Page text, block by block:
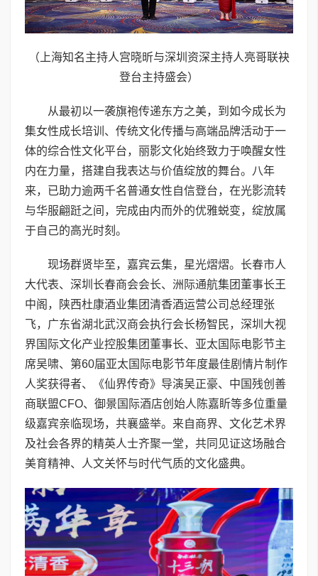
（上海知名主持人宫晓昕与深圳资深主持人亮哥联袂
登台主持盛会）
从最初以一袭旗袍传递东方之美，到如今成长为
集女性成长培训、传统文化传播与高端品牌活动于一
体的综合性文化平台，丽影文化始终致力于唤醒女性
内在力量，搭建自我表达与价值绽放的舞台。八年
来，已助力逾两千名普通女性自信登台，在光影流转
与华服翩跹之间，完成由内而外的优雅蜕变，绽放属
于自己的高光时刻。
现场群贤毕至，嘉宾云集，星光熠熠。长春市人
大代表、深圳长春商会会长、洲际通航集团董事长王
中阁，陕西杜康酒业集团清香酒运营公司总经理张
飞，广东省湖北武汉商会执行会长杨智民，深圳大视
界国际文化产业控股集团董事长、亚太国际电影节主
席吴啸、第60届亚太国际电影节年度最佳剧情片制作
人奖获得者、《仙界传奇》导演吴正豪、中国残创善
商联盟CFO、御景国际酒店创始人陈嘉盺等多位重量
级嘉宾亲临现场，共襄盛举。来自商界、文化艺术界
及社会各界的精英人士齐聚一堂，共同见证这场融合
美育精神、人文关怀与时代气质的文化盛典。